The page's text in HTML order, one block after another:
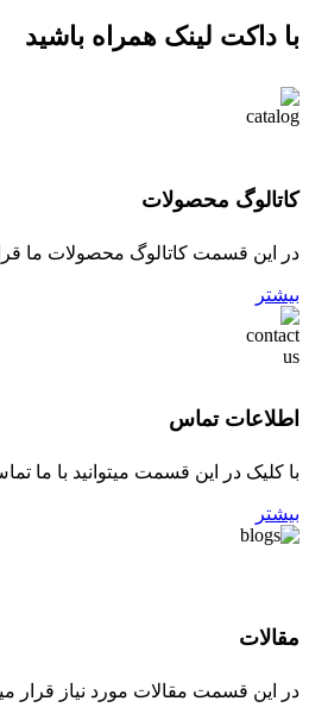
با داکت لینک همراه باشید
کاتالوگ محصولات
در این قسمت کاتالوگ محصولات ما
بیشتر
اطلاعات تماس
با کلیک در این قسمت میتوانید با ما
بیشتر
مقالات
در این قسمت مقالات مورد نیاز قرار